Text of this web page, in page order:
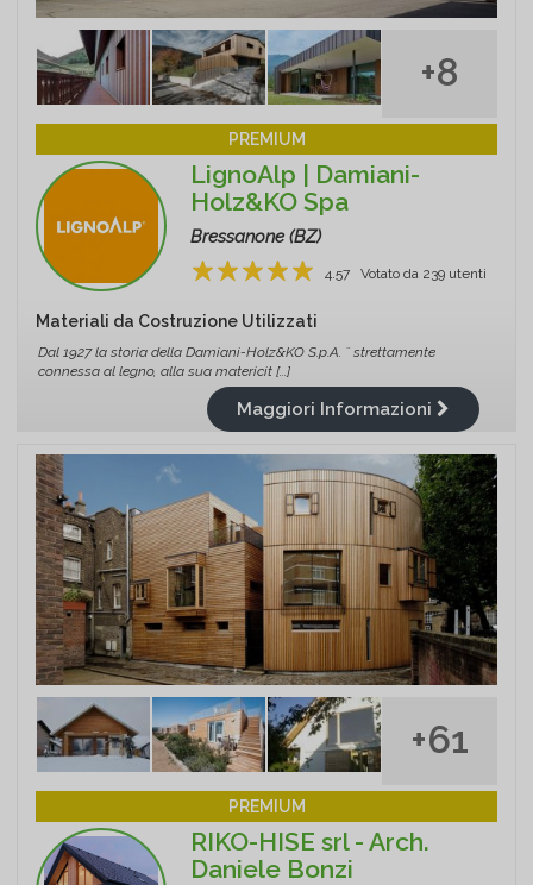
+8
PREMIUM
LignoAlp | Damiani-
Holz&KO Spa
Bressanone (BZ)
4.57 Votato da 239 utenti
Materiali da Costruzione Utilizzati
Dal 1927 la storia della Damiani-Holz&KO S.p.A. ¨ strettamente
connessa al legno, alla sua matericit [...]
Maggiori Informazioni
+61
PREMIUM
RIKO-HISE srl - Arch.
Daniele Bonzi